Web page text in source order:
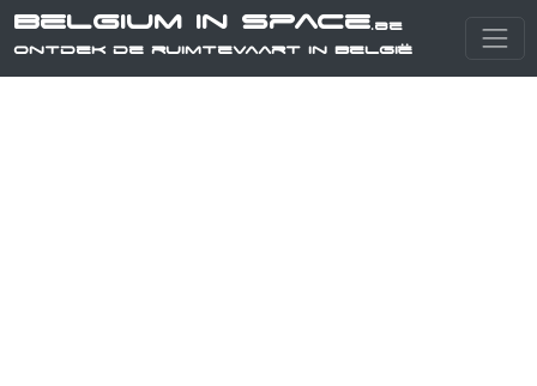
Belgium in Space.be
Ontdek de ruimtevaart in België